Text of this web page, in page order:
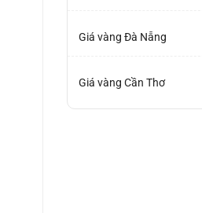
Giá vàng Đà Nẵng
Giá vàng Cần Thơ